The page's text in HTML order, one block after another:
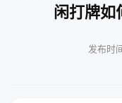
闲打牌如
发布时